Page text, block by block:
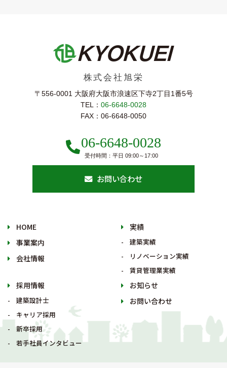
株式会社旭栄
〒556-0001 大阪府大阪市浪速区下寺2丁⽬1番5号
TEL： 06-6648-0028
FAX：06-6648-0050
06-6648-0028
受付時間：平日 09:00～17:00
お問い合わせ
HOME
事業案内
会社情報
実績
建築実績
リノベーション実績
賃貸管理業実績
採用情報
建築設計士
キャリア採用
新卒採用
若手社員インタビュー
お知らせ
お問い合わせ